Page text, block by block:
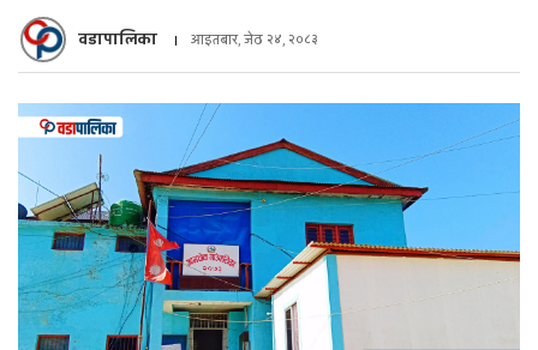
वडापालिका आइतबार, जेठ २४, २०८३